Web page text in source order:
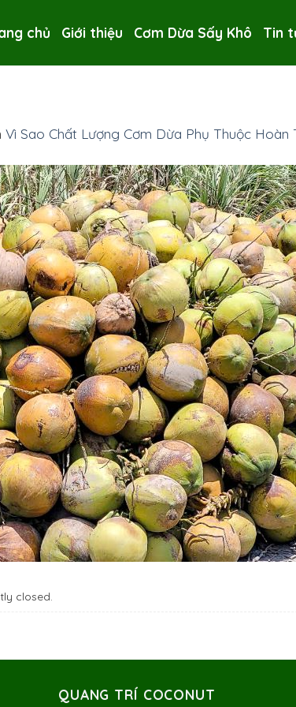
chủ Giới thiệu Cơm Dừa Sấy Khô Tin
Vì Sao Chất Lượng Cơm Dừa Phụ Thuộc Hoàn
closed.
QUANG TRÍ COCONUT